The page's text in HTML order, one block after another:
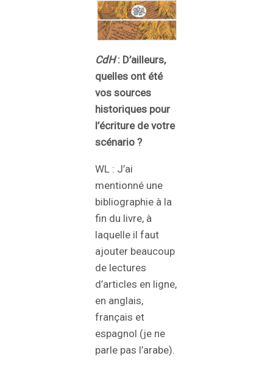
CdH: D’ailleurs,
quelles ont été
vos sources
historiques pour
l’écriture de votre
scénario ?
WL : J’ai
mentionné une
bibliographie à la
fin du livre, à
laquelle il faut
ajouter beaucoup
de lectures
d’articles en ligne,
en anglais,
français et
espagnol (je ne
parle pas l’arabe).